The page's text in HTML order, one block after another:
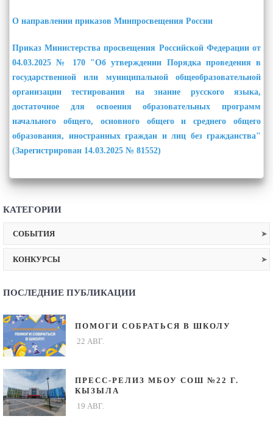
О направлении приказов Минпросвещения России
Приказ Министерства просвещения Российской Федерации от
04.03.2025 № 170 "Об утверждении Порядка проведения в
государственной или муниципальной общеобразовательной
организации тестирования на знание русского языка,
достаточное для освоения образовательных программ
начального общего, основного общего и среднего общего
образования, иностранных граждан и лиц без гражданства"
(Зарегистрирован 14.03.2025 № 81552)
КАТЕГОРИИ
СОБЫТИЯ
КОНКУРСЫ
ПОСЛЕДНИЕ ПУБЛИКАЦИИ
ПОМОГИ СОБРАТЬСЯ В ШКОЛУ
22 АВГ.
ПРЕСС-РЕЛИЗ МБОУ СОШ №22 Г.
КЫЗЫЛА
19 АВГ.